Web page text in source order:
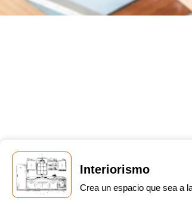
Interiorismo
Crea un espacio que sea a